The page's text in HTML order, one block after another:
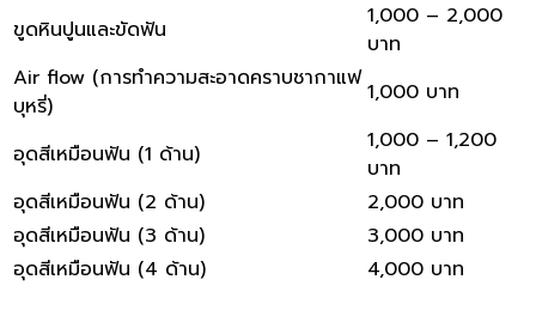
ขูดหินปูนและขัดฟัน
1,000 – 2,000
บาท
Air flow (การทำความสะอาดคราบชากาแฟ
บุหรี่)
1,000 บาท
อุดสีเหมือนฟัน (1 ด้าน)
1,000 – 1,200
บาท
อุดสีเหมือนฟัน (2 ด้าน)
2,000 บาท
อุดสีเหมือนฟัน (3 ด้าน)
3,000 บาท
อุดสีเหมือนฟัน (4 ด้าน)
4,000 บาท